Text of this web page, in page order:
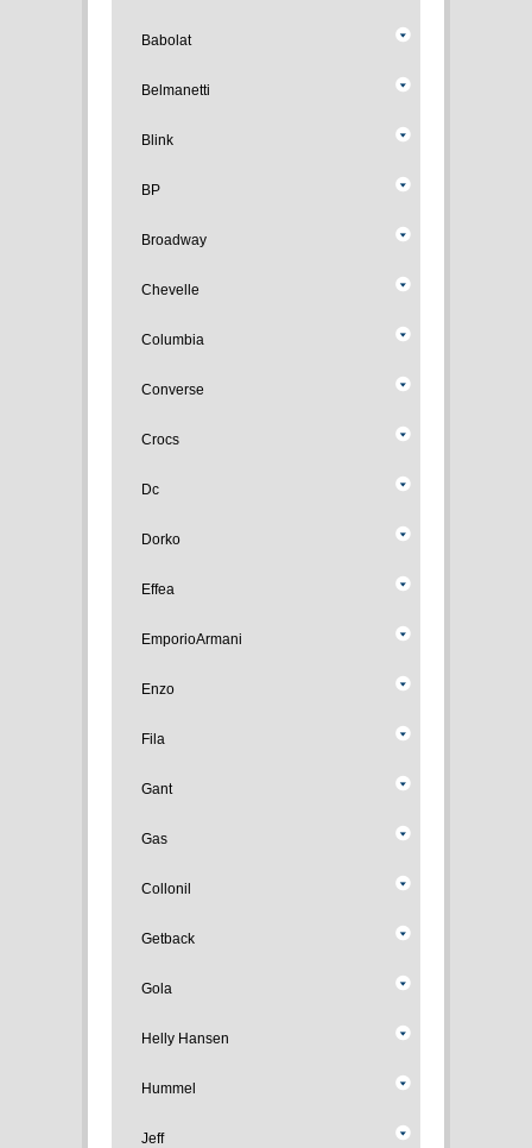
Babolat
Belmanetti
Blink
BP
Broadway
Chevelle
Columbia
Converse
Crocs
Dc
Dorko
Effea
EmporioArmani
Enzo
Fila
Gant
Gas
Collonil
Getback
Gola
Helly Hansen
Hummel
Jeff